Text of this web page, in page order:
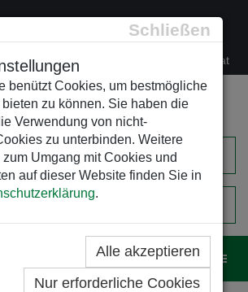
Schließen
benützt Cookies, um bestmögliche
zu können. Sie haben die
Verwendung von nicht-
zu unterbinden. Weitere
zum Umgang mit Cookies und
auf dieser Website finden Sie in
.
Alle akzeptieren
Nur erforderliche Cookies
+43/1/470 37 00 office@leso.at
EINKAUFSWAGEN